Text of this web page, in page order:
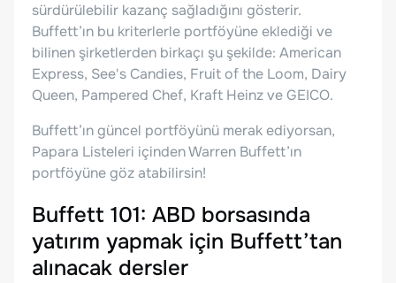
sürdürülebilir kazanç sağladığını gösterir.
Buffett’ın bu kriterlerle portföyüne eklediği ve
bilinen şirketlerden birkaçı şu şekilde: American
Express, See's Candies, Fruit of the Loom, Dairy
Queen, Pampered Chef, Kraft Heinz ve GEICO.
Buffett’ın güncel portföyünü merak ediyorsan,
Papara Listeleri içinden Warren Buffett’ın
portföyüne göz atabilirsin!
Buffett 101: ABD borsasında
yatırım yapmak için Buffett’tan
alınacak dersler